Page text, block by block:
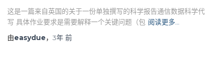
这是一篇来自英国的关于一份单独撰写的科学报告通信数据科学代
写 具体作业要求是需要解释一个关键问题（包 阅读更多…
由easydue， 3年 前